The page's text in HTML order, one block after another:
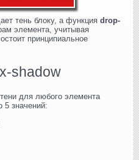
тень блоку, а функция drop-
элемента, учитывая
принципиальное
shadow
для любого элемента
5 значений: